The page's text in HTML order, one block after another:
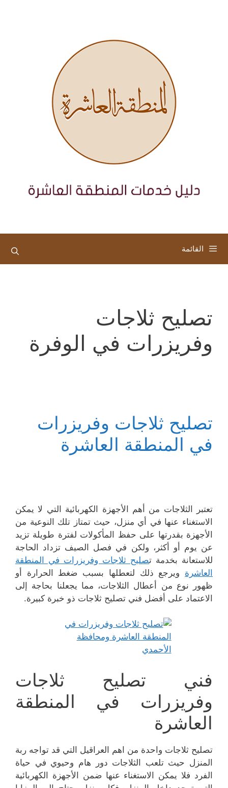
القائمة
تصليح ثلاجات
وفريزرات في الوفرة
تصليح ثلاجات وفريزرات
في المنطقة العاشرة
تعتبر الثلاجات من أهم الأجهزة الكهربائية التي لا يمكن
الاستغناء عنها في أي منزل، حيث تمتاز تلك النوعية من
الأجهزة بقدرتها على حفظ المأكولات لفترة طويلة تزيد
عن يوم أو أكثر، ولكن في فصل الصيف تزداد الحاجة
للاستعانة بخدمة تصليح ثلاجات وفريزرات في المنطقة
العاشرة ويرجع ذلك لتعطلها بسبب ضغط الحرارة أو
ظهور نوع من أعطال الثلاجات، مما يجعلنا بحاجة إلى
الاعتماد على أفضل فني تصليح ثلاجات ذو خبرة كبيرة.
فني تصليح ثلاجات
وفريزرات في المنطقة
العاشرة
تصليح ثلاجات واحدة من اهم العراقيل التي قد تواجه ربة
المنزل حيث تلعب الثلاجات دور هام وحيوي في حياة
الفرد فلا يمكن الاستغناء عنها ضمن الأجهزة الكهربائية